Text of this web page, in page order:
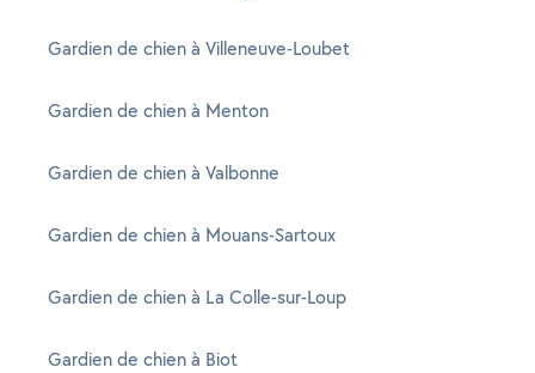
Gardien de chien à Villeneuve-Loubet
Gardien de chien à Menton
Gardien de chien à Valbonne
Gardien de chien à Mouans-Sartoux
Gardien de chien à La Colle-sur-Loup
Gardien de chien à Biot